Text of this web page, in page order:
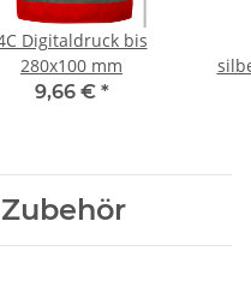
Digitaldruck bis
280x100 mm
9,66 € *